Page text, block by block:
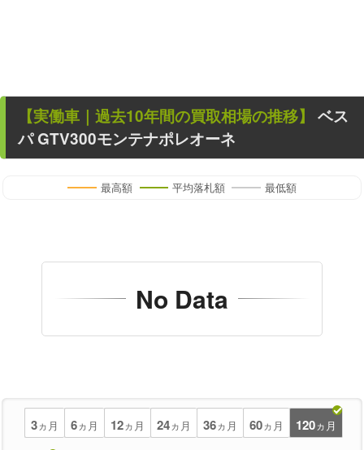
【実働車 ｜過去10年間の買取相場の推移】 ベス
パ GTV300モンテナポレオーネ
最高額 平均落札額 最低額
No Data
3ヵ月 6ヵ月 12ヵ月 24ヵ月 36ヵ月 60ヵ月 120ヵ月